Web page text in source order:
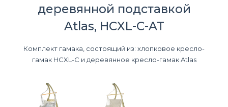
деревянной подставкой
Atlas, HCXL-C-AT
Комплект гамака, состоящий из: хлопковое кресло-
гамак HCXL-C и деревянное кресло-гамак Atlas